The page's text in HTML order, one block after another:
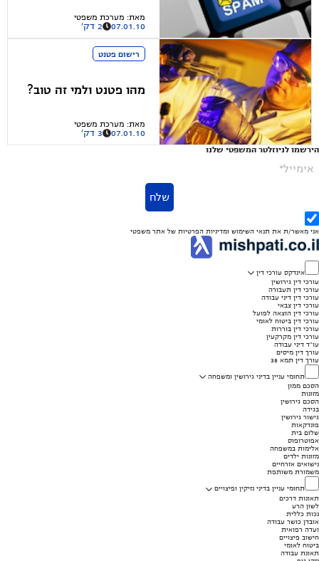
מאת: מערכת משפטי
07.01.10 2 דק'
רישום פטנט
מהו פטנט ולמי זה טוב?
מאת: מערכת משפטי
07.01.10 3 דק'
הירשמו לניוזלטר המשפטי שלנו
אימייל*
שלח
אני מאשר/ת את תנאי השימוש ומדיניות הפרטיות של אתר משפטי
אינדקס עורכי דין
עורכי דין גירושין
עורכי דין תעבורה
עורכי דין דיני עבודה
עורכי דין צבאי
עורכי דין הוצאה לפועל
עורכי דין ביטוח לאומי
עורכי דין בוררות
עורכי דין מקרקעין
עו"ד דיני עבודה
עורך דין מיסים
עורך דין תמא 38
תחומי עניין בדיני גירושין ומשפחה
הסכם ממון
מזונות
הסכם גירושין
בגידה
גישור גירושין
פונדקאות
שלום בית
אפוטרופוס
אלימות במשפחה
מזונות ילדים
נישואים אזרחיים
משמורת משותפת
תחומי עניין בדיני נזיקין ופיצויים
תאונות דרכים
לשון הרע
נכות כללית
אובדן כושר עבודה
ועדה רפואית
חישוב פיצויים
ביטוח לאומי
תאונת עבודה